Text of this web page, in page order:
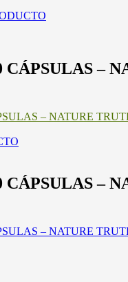
CÁPSULAS –
– NATURE
CÁPSULAS –
– NATURE